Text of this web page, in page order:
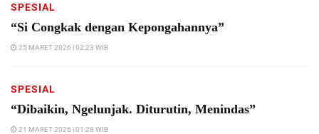
SPESIAL
“Si Congkak dengan Kepongahannya”
25 MARET 2026 | 02:23 WIB
SPESIAL
“Dibaikin, Ngelunjak. Diturutin, Menindas”
21 MARET 2026 | 01:28 WIB